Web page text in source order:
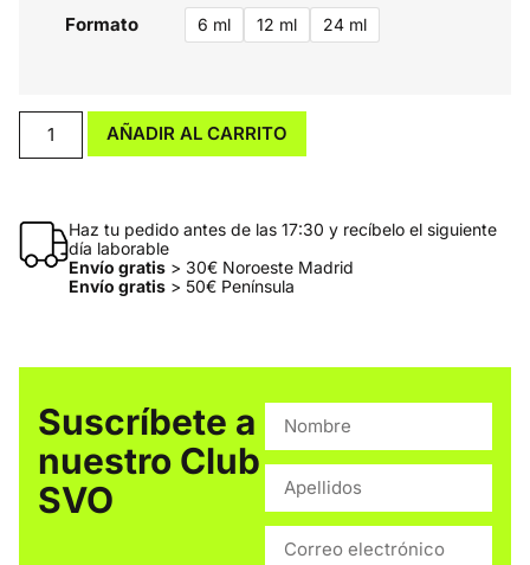
Formato 6 ml 12 ml 24 ml
AÑADIR AL CARRITO
Haz tu pedido antes de las 17:30 y recíbelo el siguiente
día laborable
Envío gratis> 30€ Noroeste Madrid
Envío gratis> 50€ Península
Suscríbete a
nuestro Club
SVO